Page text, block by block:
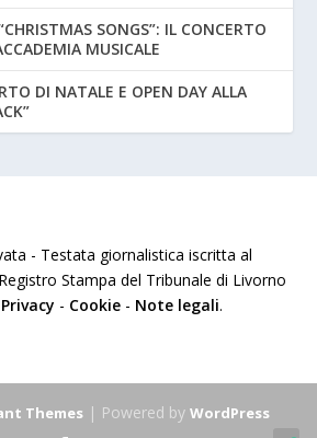
SONGS”: IL CONCERTO
MUSICALE
DI NATALE E OPEN DAY ALLA
- Testata giornalistica iscritta al
Stampa del Tribunale di Livorno
Privacy - Cookie - Note legali.
Themes | Powered by WordPress